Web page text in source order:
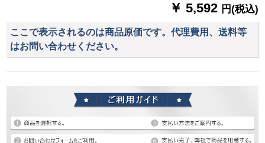
￥ 5,592 円(税込)
ここで表示されるのは商品原価です。代理費用、送料等
はお問い合わせください。